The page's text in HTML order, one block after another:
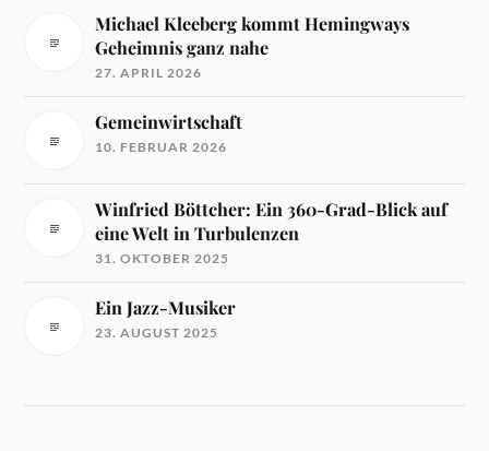
Michael Kleeberg kommt Hemingways
Geheimnis ganz nahe
27. APRIL 2026
Gemeinwirtschaft
10. FEBRUAR 2026
Winfried Böttcher: Ein 360-Grad-Blick auf
eine Welt in Turbulenzen
31. OKTOBER 2025
Ein Jazz-Musiker
23. AUGUST 2025